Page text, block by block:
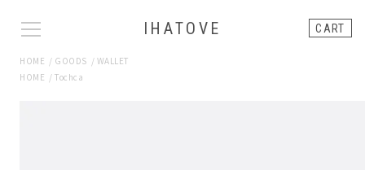
IHATOVE CART
HOME / GOODS / WALLET
HOME / Tochca